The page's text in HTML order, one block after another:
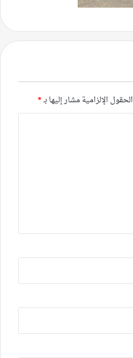
الحقول الإلزامية مشار إليها بـ*